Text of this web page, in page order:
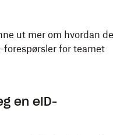
ut mer om hvordan de
forespørsler for teamet
en eID-